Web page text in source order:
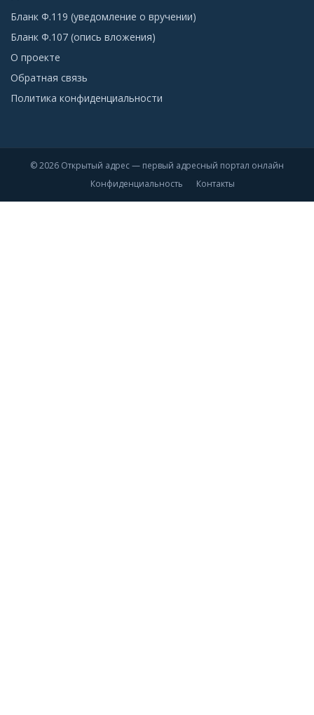
Бланк Ф.119 (уведомление о вручении)
Бланк Ф.107 (опись вложения)
О проекте
Обратная связь
Политика конфиденциальности
© 2026 Открытый адрес — первый адресный портал онлайн
Конфиденциальность
Контакты